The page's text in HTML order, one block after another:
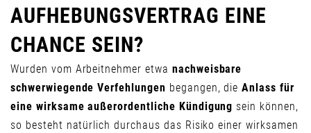
AUFHEBUNGSVERTRAG EINE
CHANCE SEIN?
Wurden vom Arbeitnehmer etwa nachweisbare
schwerwiegende Verfehlungen begangen, dieAnlass für
eine wirksame außerordentliche Kündigung sein können,
so besteht natürlich durchaus das Risiko einer wirksamen